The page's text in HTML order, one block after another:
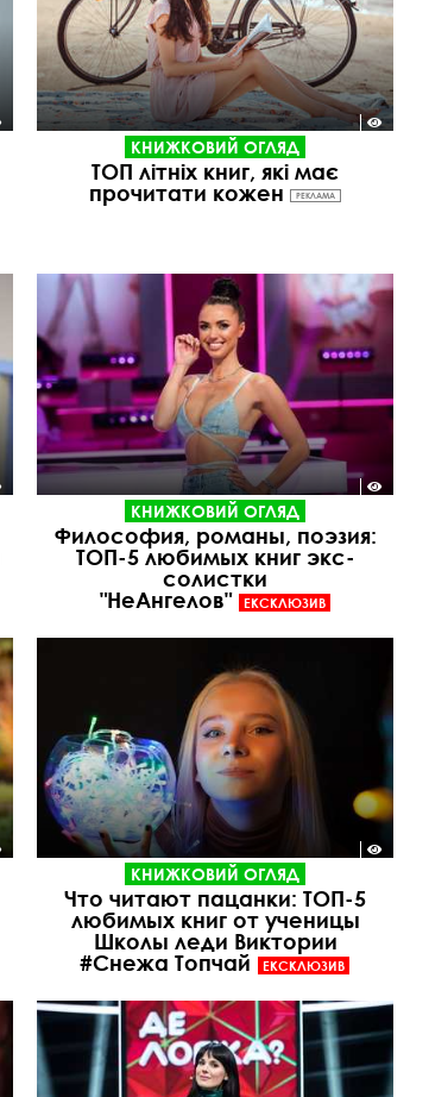
КНИЖКОВИЙ ОГЛЯД
ТОП літніх книг, які має
прочитати кожен
РЕКЛАМА
КНИЖКОВИЙ ОГЛЯД
Философия, романы, поэзия:
ТОП-5 любимых книг экс-
солистки
"НеАнгелов"
ЕКСКЛЮЗИВ
КНИЖКОВИЙ ОГЛЯД
Что читают пацанки: ТОП-5
любимых книг от ученицы
Школы леди Виктории
#Снежа Топчай
ЕКСКЛЮЗИВ